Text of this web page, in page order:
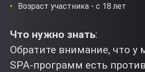
Возраст участника - с 18 лет
Что нужно знать:
Обратите внимание, что у
SPA-программ есть